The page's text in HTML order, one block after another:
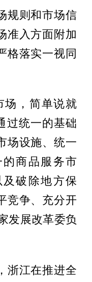
则和市场信
准入方面附加
格落实一视同
，简单说就
过统一的基础
场设施、统一
商品服务市
破除地方保
竞争、充分开
发展改革委负
江在推进全